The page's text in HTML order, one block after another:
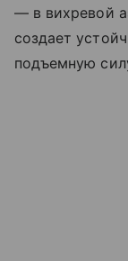
— в вихревой
создает
подъемную